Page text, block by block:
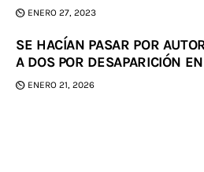
ENERO 27, 2023
SE HACÍAN PASAR POR
A DOS POR DESAPARICIÓN
ENERO 21, 2026